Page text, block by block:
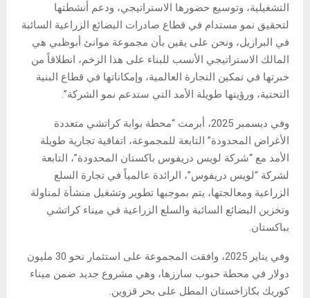
التشغيلية، وتوسيع حضورها الاستراتيجي، ودعم أنشطتها
لتحقيق نمو مستدام في قطاع صادرات البضائع الزراعية السائبة
في البرازيل، ونحن على يقين بأن مجموعة موانئ أبوظبي هي
المالك الاستراتيجي الأنسب للبناء على هذا الزخم، انطلاقاً من
خبرتها في تمكين التجارة العالمية، وإمكاناتها في قطاع البنية
التحتية، ورؤيتها طويلة الأمد التي ستدعم نمو الشركة”.
وفي ديسمبر 2025، أبرمت “محطة بوابة كراتشي متعددة
الأغراض المحدودة” التابعة للمجموعة، اتفاقية تجارية طويلة
الأمد مع “شركة لويس دريفوس باكستان المحدودة”، التابعة
لشركة “لويس دريفوس”، الرائدة عالمياً في تجارة السلع
الزراعية ومعالجتها، يتم بموجبها تطوير وتشغيل منشأة لمناولة
وتخزين البضائع السائبة والسلع الزراعية في ميناء كراتشي
بباكستان.
وفي يناير 2025، وافقت المجموعة على استثمار نحو 30 مليون
دولار في محطة حبوب سارزها، وهي مشروع جديد ضمن ميناء
كوريك بكازاخستان المطل على بحر قزوين.